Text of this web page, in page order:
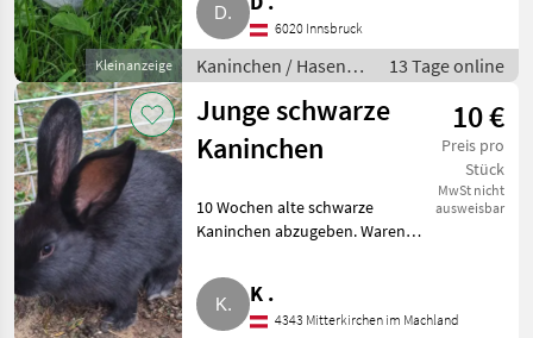
Kleinanzeige
kleinen Rassen und eignen s
6020 Innsbruck
Kaninchen / Hasen /
Jungkaninchen
13 Tage online
Junge schwarze
Kaninchen
10 €
Preis pro
Stück
MwSt nicht
ausweisbar
10 Wochen alte schwarze
Kaninchen abzugeben. Waren
Mutter: reinrassiger Californier.
Vater: Blauer Wiener Mix.
Kaninchen / Hasen Jungkani
K .
4343 Mitterkirchen im Machland